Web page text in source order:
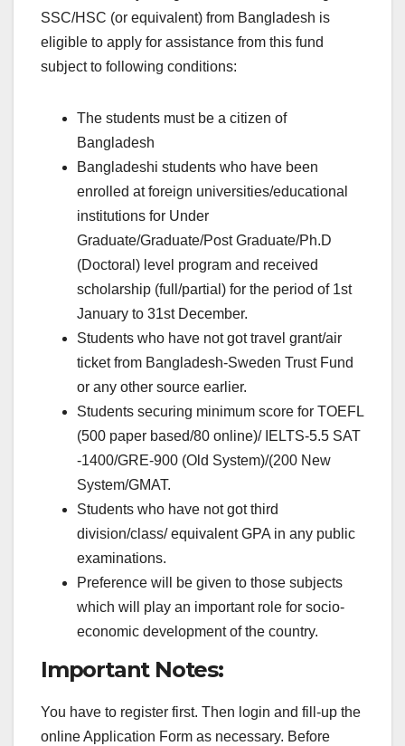
SSC/HSC (or equivalent) from Bangladesh is
eligible to apply for assistance from this fund
subject to following conditions:
The students must be a citizen of
Bangladesh
Bangladeshi students who have been
enrolled at foreign universities/educational
institutions for Under
Graduate/Graduate/Post Graduate/Ph.D
(Doctoral) level program and received
scholarship (full/partial) for the period of 1st
January to 31st December.
Students who have not got travel grant/air
ticket from Bangladesh-Sweden Trust Fund
or any other source earlier.
Students securing minimum score for TOEFL
(500 paper based/80 online)/ IELTS-5.5 SAT
-1400/GRE-900 (Old System)/(200 New
System/GMAT.
Students who have not got third
division/class/ equivalent GPA in any public
examinations.
Preference will be given to those subjects
which will play an important role for socio-
economic development of the country.
Important Notes:
You have to register first. Then login and fill-up the
online Application Form as necessary. Before